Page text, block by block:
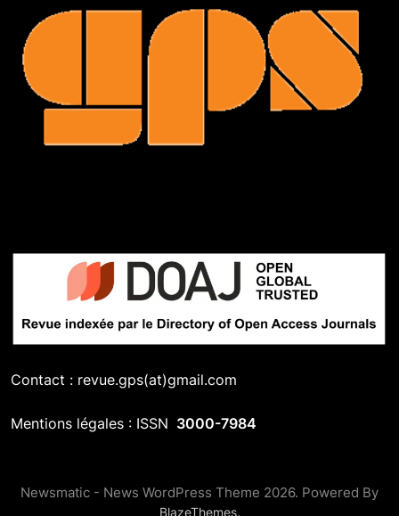
Contact : revue.gps(at)gmail.com
Mentions légales : ISSN 3000-7984
Newsmatic - News WordPress Theme 2026. Powered By
BlazeThemes.